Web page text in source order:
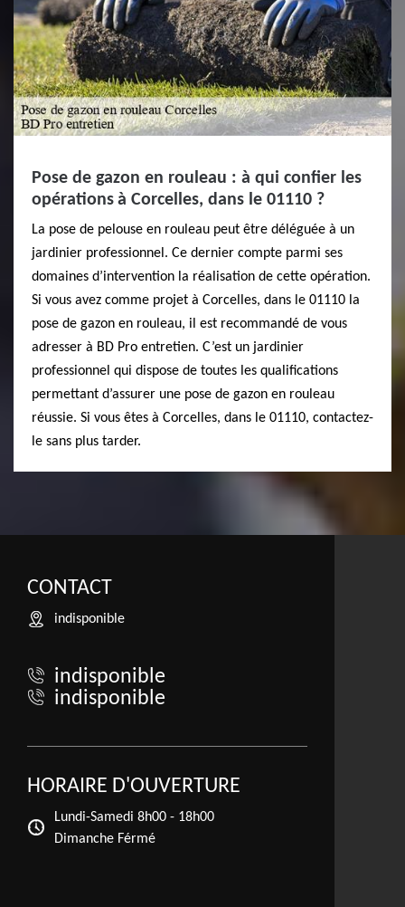
Pose de gazon en rouleau : à qui confier les
opérations à Corcelles, dans le 01110 ?
La pose de pelouse en rouleau peut être déléguée à un
jardinier professionnel. Ce dernier compte parmi ses
domaines d’intervention la réalisation de cette opération.
Si vous avez comme projet à Corcelles, dans le 01110 la
pose de gazon en rouleau, il est recommandé de vous
adresser à BD Pro entretien. C’est un jardinier
professionnel qui dispose de toutes les qualifications
permettant d’assurer une pose de gazon en rouleau
réussie. Si vous êtes à Corcelles, dans le 01110, contactez-
le sans plus tarder.
CONTACT
indisponible
indisponible
indisponible
HORAIRE D'OUVERTURE
Lundi-Samedi 8h00 - 18h00
Dimanche Férmé